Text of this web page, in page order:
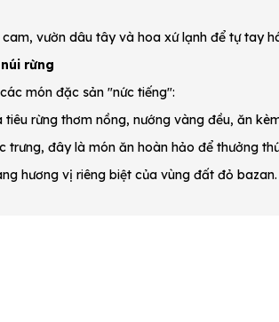
vườn dâu tây và hoa xứ lạnh để tự tay
rừng
món đặc sản "nức tiếng":
rừng thơm nồng, nướng vàng đều, ăn
trưng, đây là món ăn hoàn hảo để thưởng
hương vị riêng biệt của vùng đất đỏ bazan.